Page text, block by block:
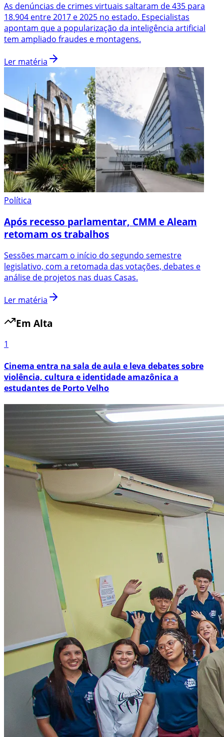
As denúncias de crimes virtuais saltaram de 435 para
18.904 entre 2017 e 2025 no estado. Especialistas
apontam que a popularização da inteligência artificial
tem ampliado fraudes e montagens.
Ler matéria
Política
Após recesso parlamentar, CMM e Aleam
retomam os trabalhos
Sessões marcam o início do segundo semestre
legislativo, com a retomada das votações, debates e
análise de projetos nas duas Casas.
Ler matéria
Em Alta
1
Cinema entra na sala de aula e leva debates sobre
violência, cultura e identidade amazônica a
estudantes de Porto Velho